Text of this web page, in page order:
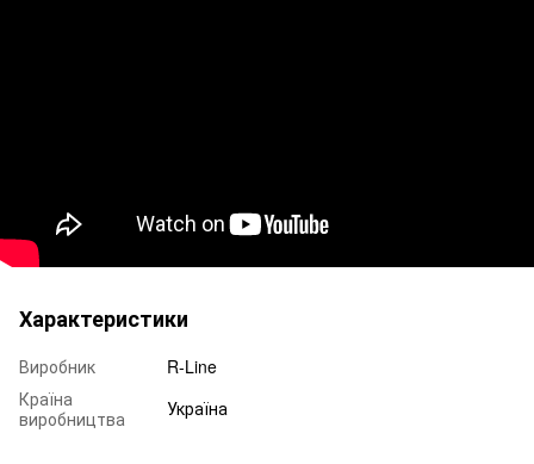
Характеристики
Виробник
R-Line
Країна
виробництва
Україна